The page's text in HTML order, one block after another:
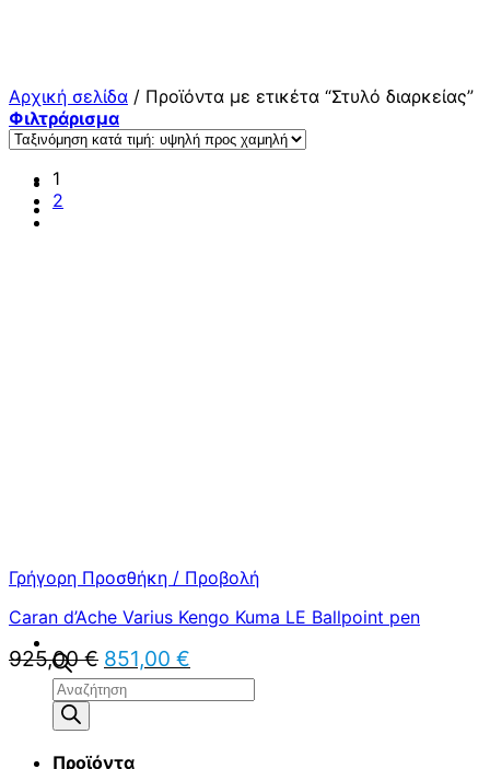
Αναζήτηση
προϊόντων
Προϊόντα
Αρχική σελίδα / Προϊόντα με ετικέτα “Στυλό διαρκείας”
Φιλτράρισμα
1
2
Γρήγορη Προσθήκη / Προβολή
Caran d’Ache Varius Kengo Kuma LE Ballpoint pen
925,00€ Original
price
was:
851,00 €
τρέχουσα
τιμή